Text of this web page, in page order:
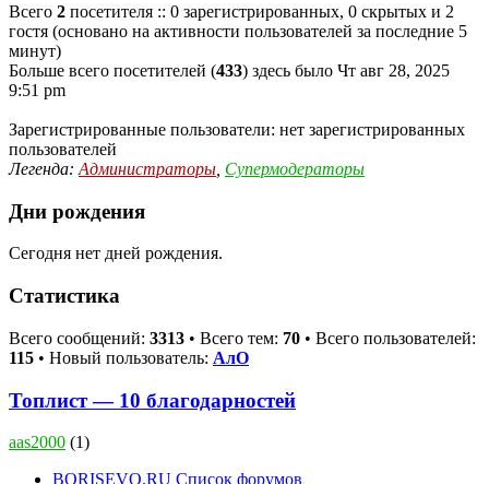
Всего 2 посетителя :: 0 зарегистрированных, 0 скрытых и 2
гостя (основано на активности пользователей за последние 5
минут)
Больше всего посетителей (433) здесь было Чт авг 28, 2025
9:51 pm
Зарегистрированные пользователи: нет зарегистрированных
пользователей
Легенда: Администраторы Супермодераторы
Дни рождения
Сегодня нет дней рождения.
Статистика
Всего сообщений: 3313 • Всего тем: 70 • Всего пользователей:
115 • Новый пользователь: АлО
Топлист — 10 благодарностей
aas2000 (1)
BORISEVO.RU Список форумов